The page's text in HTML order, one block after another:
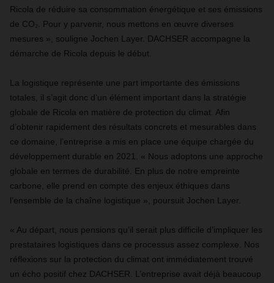
Ricola de réduire sa consommation énergétique et ses émissions
de CO₂. Pour y parvenir, nous mettons en œuvre diverses
mesures », souligne Jochen Layer. DACHSER accompagne la
démarche de Ricola depuis le début.
La logistique représente une part importante des émissions
totales, il s’agit donc d’un élément important dans la stratégie
globale de Ricola en matière de protection du climat. Afin
d’obtenir rapidement des résultats concrets et mesurables dans
ce domaine, l’entreprise a mis en place une équipe chargée du
développement durable en 2021. « Nous adoptons une approche
globale en termes de durabilité. En plus de notre empreinte
carbone, elle prend en compte des enjeux éthiques dans
l’ensemble de la chaîne logistique », poursuit Jochen Layer.
« Au départ, nous pensions qu’il serait plus difficile d’impliquer les
prestataires logistiques dans ce processus assez complexe. Nos
réflexions sur la protection du climat ont immédiatement trouvé
un écho positif chez DACHSER. L’entreprise avait déjà beaucoup